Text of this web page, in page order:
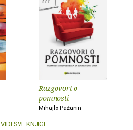
Razgovori o
pomnosti
Mihajlo Pažanin
VIDI SVE KNJIGE